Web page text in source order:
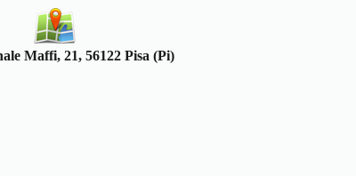
Maffi, 21, 56122 Pisa (Pi)